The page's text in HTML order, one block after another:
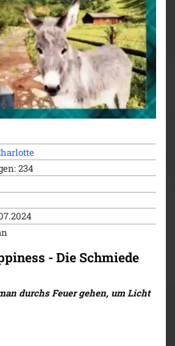
von Kirkby (kostenloser
der Website der Autorin)
– Die Weberei von Kirkby
– Die Töpferei von Kirkby
– Das Herrenhaus von
– Die Schreinerei von
– Die Schmiede von Kirkby
234
- Die Schmiede
durchs Feuer gehen, um Licht